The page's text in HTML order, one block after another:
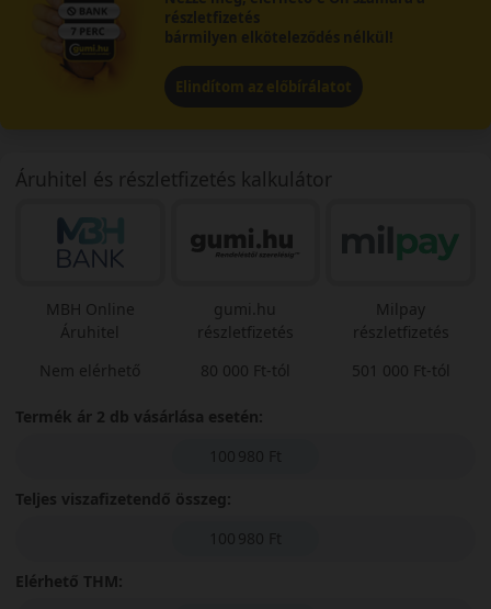
részletfizetés
bármilyen elköteleződés nélkül!
Elindítom az előbírálatot
Áruhitel és részletfizetés kalkulátor
MBH Online
Áruhitel
Nem elérhető
gumi.hu
részletfizetés
80 000 Ft-tól
Milpay
részletfizetés
501 000 Ft-tól
Termék ár 2 db vásárlása esetén:
100 980 Ft
Teljes viszafizetendő összeg:
100 980 Ft
Elérhető THM: